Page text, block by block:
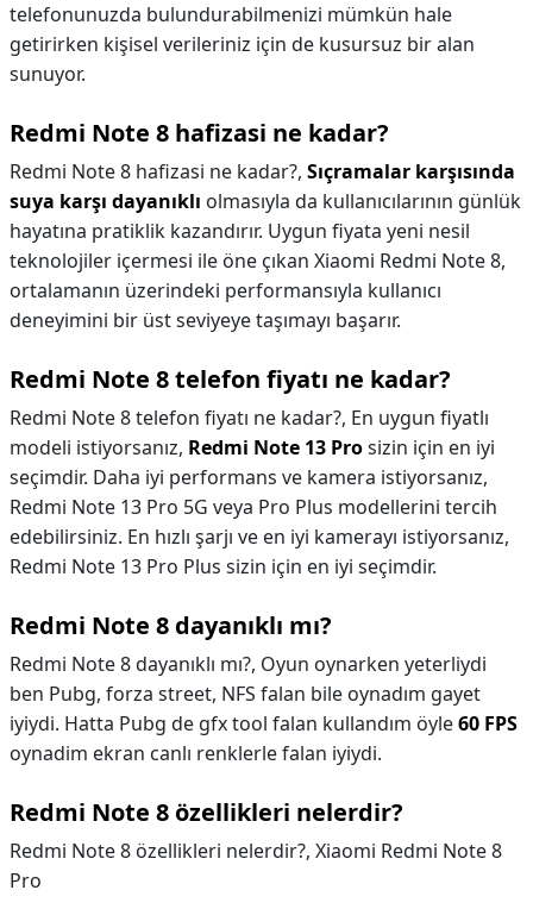
telefonunuzda bulundurabilmenizi mümkün hale
getirirken kişisel verileriniz için de kusursuz bir alan
sunuyor.
Redmi Note 8 hafizasi ne kadar?
Redmi Note 8 hafizasi ne kadar?, Sıçramalar karşısında
suya karşı dayanıklı olmasıyla da kullanıcılarının günlük
hayatına pratiklik kazandırır. Uygun fiyata yeni nesil
teknolojiler içermesi ile öne çıkan Xiaomi Redmi Note 8,
ortalamanın üzerindeki performansıyla kullanıcı
deneyimini bir üst seviyeye taşımayı başarır.
Redmi Note 8 telefon fiyatı ne kadar?
Redmi Note 8 telefon fiyatı ne kadar?, En uygun fiyatlı
modeli istiyorsanız, Redmi Note 13 Prosizin için en iyi
seçimdir. Daha iyi performans ve kamera istiyorsanız,
Redmi Note 13 Pro 5G veya Pro Plus modellerini tercih
edebilirsiniz. En hızlı şarjı ve en iyi kamerayı istiyorsanız,
Redmi Note 13 Pro Plus sizin için en iyi seçimdir.
Redmi Note 8 dayanıklı mı?
Redmi Note 8 dayanıklı mı?, Oyun oynarken yeterliydi
ben Pubg, forza street, NFS falan bile oynadım gayet
iyiydi. Hatta Pubg de gfx tool falan kullandım öyle60 FPS
oynadim ekran canlı renklerle falan iyiydi.
Redmi Note 8 özellikleri nelerdir?
Redmi Note 8 özellikleri nelerdir?, Xiaomi Redmi Note 8
Pro